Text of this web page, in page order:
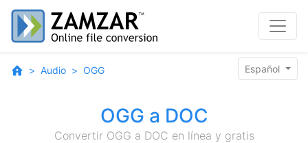
Audio OGG Español
OGG a DOC
Convertir OGG a DOC en línea y gratis